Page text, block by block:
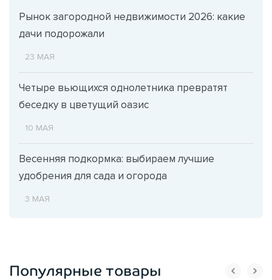
Рынок загородной недвижимости 2026: какие
дачи подорожали
23 МАЯ
Четыре вьющихся однолетника превратят
беседку в цветущий оазис
10 МАЯ
Весенняя подкормка: выбираем лучшие
удобрения для сада и огорода
3 МАЯ
Популярные товары